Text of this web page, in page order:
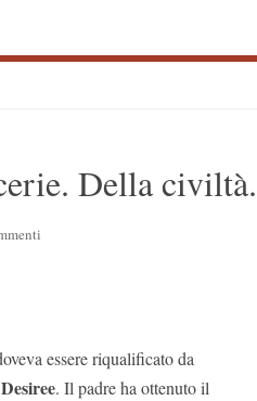
Della civiltà.
essere riqualificato da
. Il padre ha ottenuto il